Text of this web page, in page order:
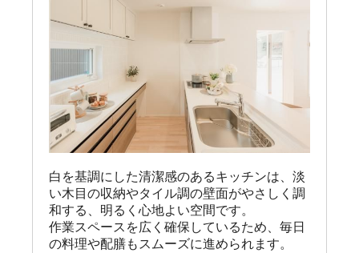
白を基調にした清潔感のあるキッチンは、淡
い木目の収納やタイル調の壁面がやさしく調
和する、明るく心地よい空間です。
作業スペースを広く確保しているため、毎日
の料理や配膳もスムーズに進められます。